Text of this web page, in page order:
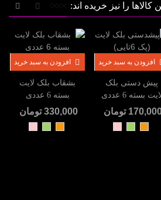
را نیز خریده اند:
افزودن به سبد خرید
پیش دستی بلک
بسته 6 عددی
تومان
افزودن به سبد خرید
بشقاب بلک لایت
بسته 6 عددی
330,000 تومان